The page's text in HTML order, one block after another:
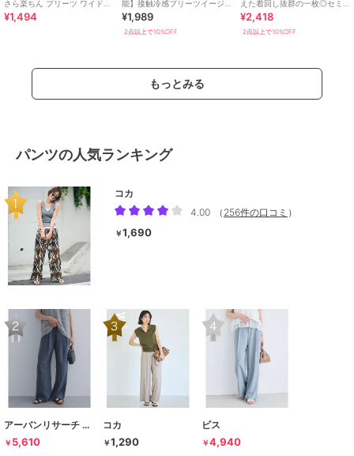
さら楽ちん プリーツ ワイドパ
ンツ
¥1,494
能】接触冷感プリーツイージ
ーパンツ 全2色
¥1,989
2点以上で10%OFF
えた着回し抜群の一枚◎セミ
ワイド プリーツパンツ
¥2,418
2点以上で10%OFF
もっとみる
パンツの人気ランキング
コカ
4.00
（ 256件の口コミ ）
￥1,690
アーバンリサーチ ドアーズ
￥ 5,610
コカ
￥1,290
ビス
￥4,940